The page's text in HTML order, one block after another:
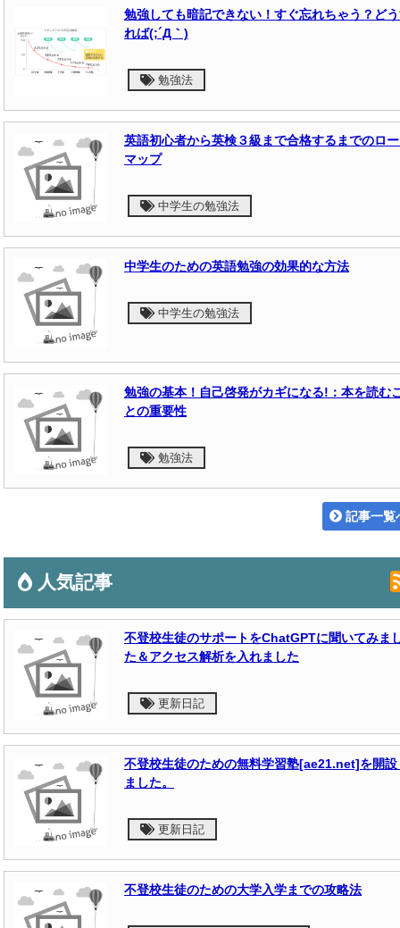
勉強しても暗記できない！すぐ忘れちゃう？ど
れば(;´Д｀)
勉強法
英語初心者から英検３級まで合格するまでのロ
マップ
中学生の勉強法
中学生のための英語勉強の効果的な方法
中学生の勉強法
勉強の基本！自己啓発がカギになる!：本を読む
との重要性
勉強法
記事一覧
人気記事
不登校生徒のサポートをChatGPTに聞いてみま
た＆アクセス解析を入れました
更新日記
不登校生徒のための無料学習塾[ae21.net]を開設
ました。
更新日記
不登校生徒のための大学入学までの攻略法